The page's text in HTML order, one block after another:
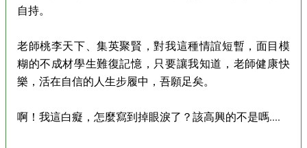
自持。
老師桃李天下、集英聚賢，對我這種情誼短暫，面目模
糊的不成材學生難復記憶，只要讓我知道，老師健康快
樂，活在自信的人生步履中，吾願足矣。
啊！我這白癡，怎麼寫到掉眼淚了？該高興的不是嗎....